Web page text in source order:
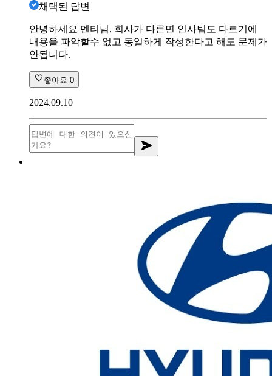
채택된 답변
안녕하세요 멘티님, 회사가 다른면 인사팀도 다르기에
내용을 파악할수 없고 동일하게 작성한다고 해도 문제가
안됩니다.
좋아요 0
2024.09.10